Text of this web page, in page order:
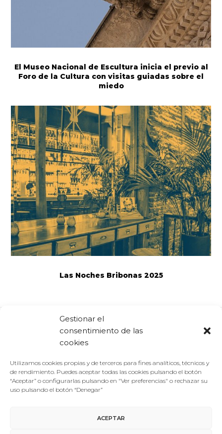
Gestionar el
consentimiento de las
cookies
Utilizamos cookies propias y de terceros para fines analíticos, técnicos y
de rendimiento. Puedes aceptar todas las cookies pulsando el botón
“Aceptar” o configurarlas pulsando en "Ver preferencias" o rechazar su
uso pulsando el botón “Denegar”
ACEPTAR
El Museo Nacional de Escultura inicia el previo al
Foro de la Cultura con visitas guiadas sobre el
miedo
Las Noches Bribonas 2025
Comparte: Facebook Twitter